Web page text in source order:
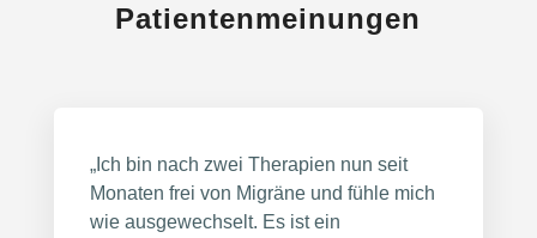
Patientenmeinungen
„Ich bin nach zwei Therapien nun seit
Monaten frei von Migräne und fühle mich
wie ausgewechselt. Es ist ein